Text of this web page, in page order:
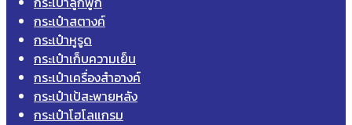
กระเป๋าสตางค์
กระเป๋าหูรูด
กระเป๋าเก็บความเย็น
กระเป๋าเครื่องสำอางค์
กระเป๋าเป้สะพายหลัง
กระเป๋าโฮโลแกรม